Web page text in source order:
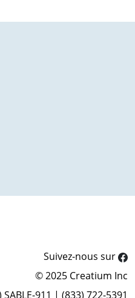
Suivez-nous sur
© 2025 Creatium Inc
911 | (833) 722-5391